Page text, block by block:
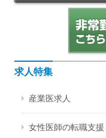
求人特集
産業医求人
女性医師の転職支援